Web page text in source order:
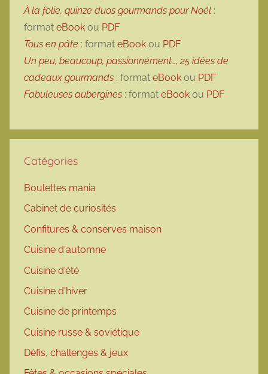
À la folie, quinze duos gourmands pour Noël :
format eBook ou PDF
Tous en pâte : format eBook ou PDF
Un peu, beaucoup, passionnément…, 25 idées de
cadeaux gourmands : format eBook ou PDF
Fabuleuses aubergines : format eBook ou PDF
Catégories
Boulettes mania
Cabinet de curiosités
Confitures & conserves maison
Cuisine d'automne
Cuisine d'été
Cuisine d'hiver
Cuisine de printemps
Cuisine russe & soviétique
Défis, challenges & jeux